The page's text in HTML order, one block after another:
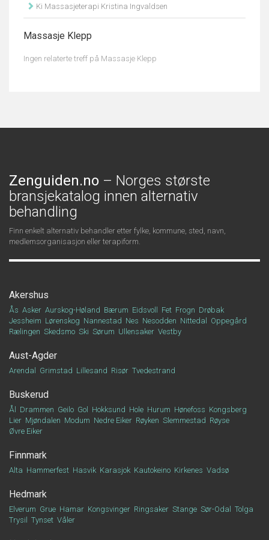
Ki Massasjeterapi Kristina Ingvaldsen
Massasje Klepp
Ingen relaterte treff på Massasje Klepp
Zenguiden.no – Norges største
bransjekatalog innen alternativ
behandling
Finn enkelt alternativ behandler etter fylke, kommune, sted, navn,
medlemsorganisasjon eller terapiform.
Akershus
Ås Asker Aurskog-Høland Bærum Eidsvoll Fet Frogn Drøbak
Jessheim Lørenskog Nannestad Nes Nesodden Nittedal
Oppegård
Rælingen Skedsmo Ski Sørum Ullensaker Vestby
Aust-Agder
Arendal Grimstad Lillesand Risør Tvedestrand
Buskerud
Ål Drammen Geilo Gol Hokksund Hole Hurum Hønefoss Kongsberg
Lier Mjøndalen Modum Nedre Eiker Røyken Slemmestad Røyse
Øvre Eiker
Finnmark
Alta Hammerfest Hasvik Karasjok Kautokeino Kirkenes Vadsø
Hedmark
Elverum Grue Hamar Kongsvinger Ringsaker Stange Sør-Odal
Tolga
Trysil
Tynset Våler